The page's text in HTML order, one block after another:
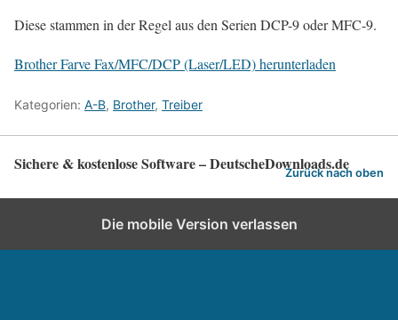
Diese stammen in der Regel aus den Serien DCP-9 oder MFC-9.
Brother Farve Fax/MFC/DCP (Laser/LED) herunterladen
Kategorien: A-B, Brother, Treiber
Sichere & kostenlose Software – DeutscheDownloads.de
Zurück nach oben
Die mobile Version verlassen